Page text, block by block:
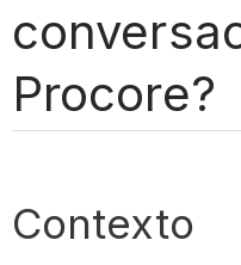
Procore?
Contexto